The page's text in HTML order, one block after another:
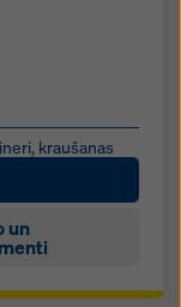
kraušanas
būvobjektā
un